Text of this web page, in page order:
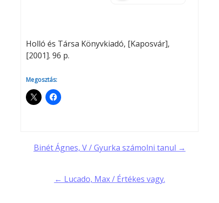
Holló és Társa Könyvkiadó, [Kaposvár],
[2001]. 96 p.
Megosztás:
Post
navigation
Binét Ágnes, V / Gyurka számolni tanul →
← Lucado, Max / Értékes vagy.